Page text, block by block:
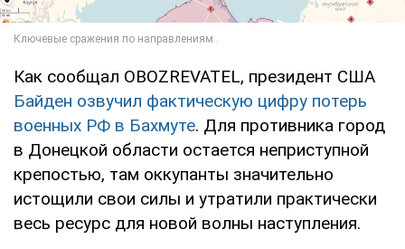
Как сообщал OBOZREVATEL, президент США
Байден озвучил фактическую цифру потерь
военных РФ в Бахмуте. Для противника город
в Донецкой области остается неприступной
крепостью, там оккупанты значительно
истощили свои силы и утратили практически
весь ресурс для новой волны наступления.